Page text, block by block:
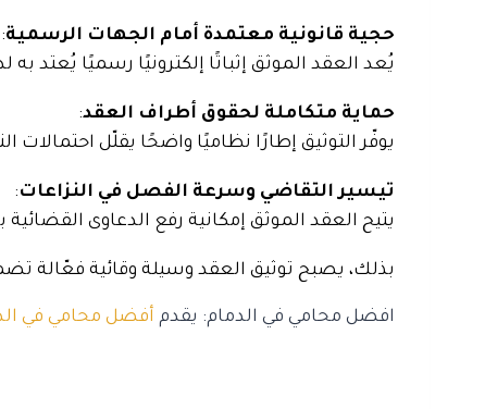
حجية قانونية معتمدة أمام الجهات الرسمية:
يُعد العقد الموثق إثباتًا إلكترونيًا رسميًا يُعتد
حماية متكاملة لحقوق أطراف العقد:
يوفّر التوثيق إطارًا نظاميًا واضحًا يقلّل احتمالات
تيسير التقاضي وسرعة الفصل في النزاعات:
يتيح العقد الموثق إمكانية رفع الدعاوى
بذلك، يصبح توثيق العقد وسيلة وقائية فعّالة
افضل محامي في الدمام: يقدم أفضل محامي في